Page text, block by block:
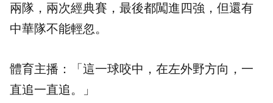
兩隊，兩次經典賽，最後都闖進四強，但還有
中華隊不能輕忽。
體育主播：「這一球咬中，在左外野方向，一
直追一直追。」